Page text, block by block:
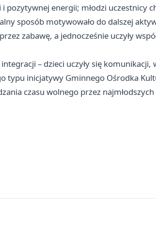
pozytywnej energii; młodzi uczestnicy
sposób motywowało do dalszej
zabawę, a jednocześnie uczyły
– dzieci uczyły się komunikacji,
typu inicjatywy Gminnego Ośrodka
czasu wolnego przez najmłodszych